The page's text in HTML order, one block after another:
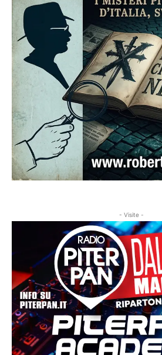
- Visite -